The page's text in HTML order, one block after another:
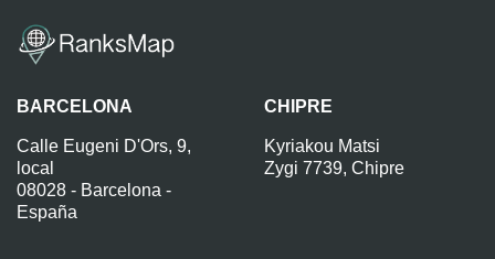
BARCELONA
Calle Eugeni D'Ors, 9,
local
08028 - Barcelona -
España
CHIPRE
Kyriakou Matsi
Zygi 7739, Chipre